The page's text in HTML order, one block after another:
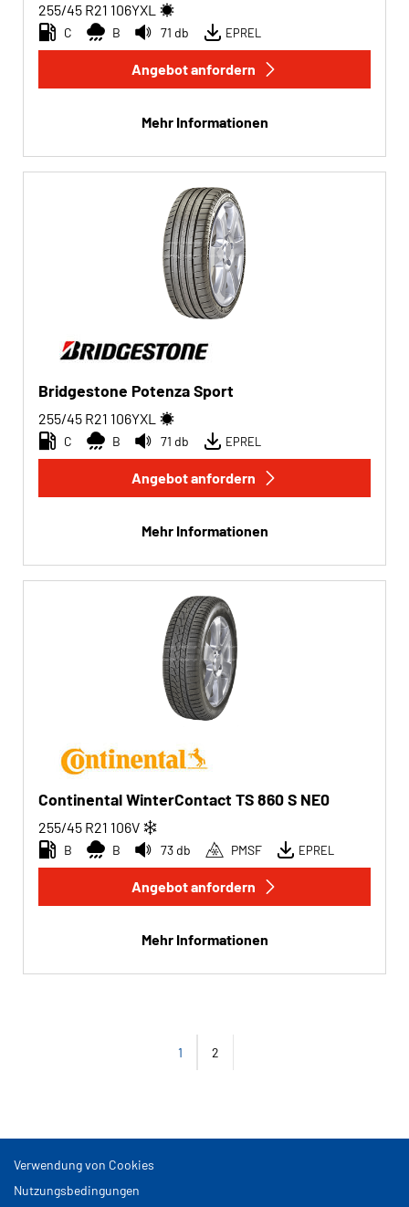
255/45 R21 106YXL
C B 71 db EPREL
Angebot anfordern
Mehr Informationen
Bridgestone Potenza Sport
255/45 R21 106YXL
C B 71 db EPREL
Angebot anfordern
Mehr Informationen
Continental WinterContact TS 860 S NE0
255/45 R21 106V
B B 73 db PMSF EPREL
Angebot anfordern
Mehr Informationen
1 2
Verwendung von Cookies
Nutzungsbedingungen